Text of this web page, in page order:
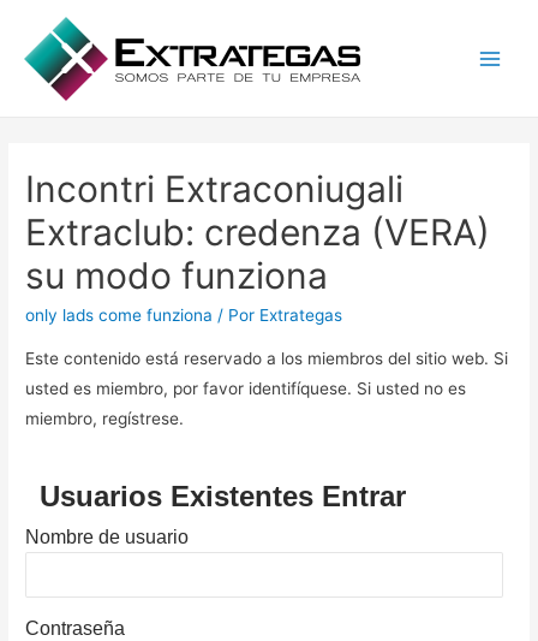
Incontri Extraconiugali
Extraclub: credenza (VERA)
su modo funziona
only lads come funziona / Por Extrategas
Este contenido está reservado a los miembros del sitio web. Si
usted es miembro, por favor identifíquese. Si usted no es
miembro, regístrese.
Usuarios Existentes Entrar
Nombre de usuario
Contraseña